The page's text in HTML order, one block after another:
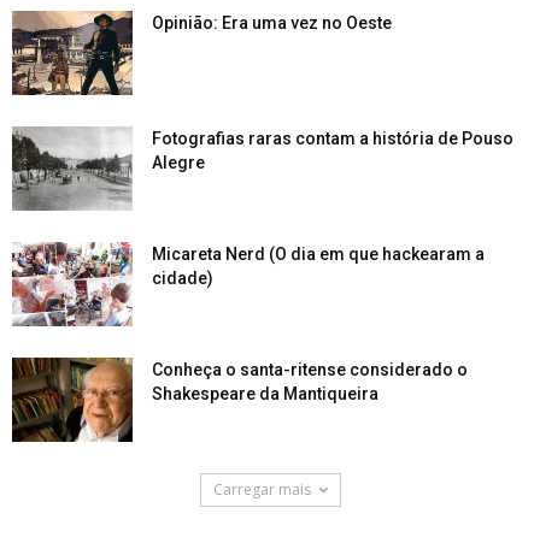
Opinião: Era uma vez no Oeste
Fotografias raras contam a história de Pouso
Alegre
Micareta Nerd (O dia em que hackearam a
cidade)
Conheça o santa-ritense considerado o
Shakespeare da Mantiqueira
Carregar mais